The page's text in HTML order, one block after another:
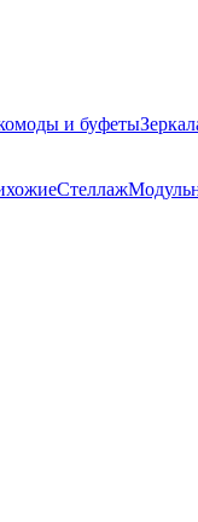
и буфеты
Стеллаж